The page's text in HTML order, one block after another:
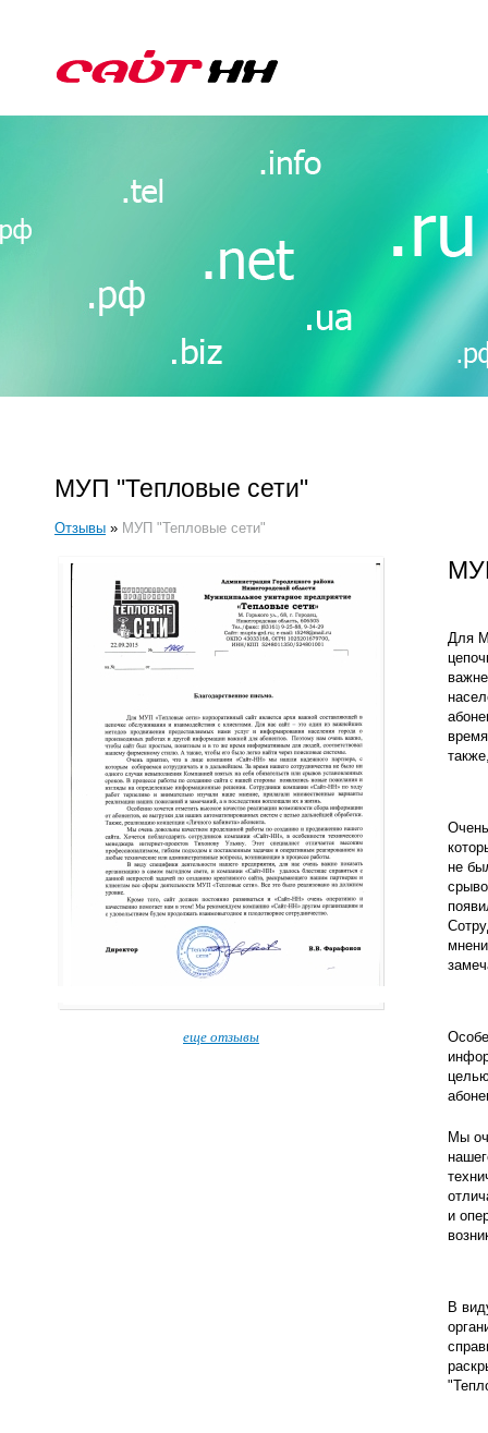
МУП "Тепловые сети"
Отзывы » МУП "Тепловые сети"
еще отзывы
Для
не
Мы
и
В